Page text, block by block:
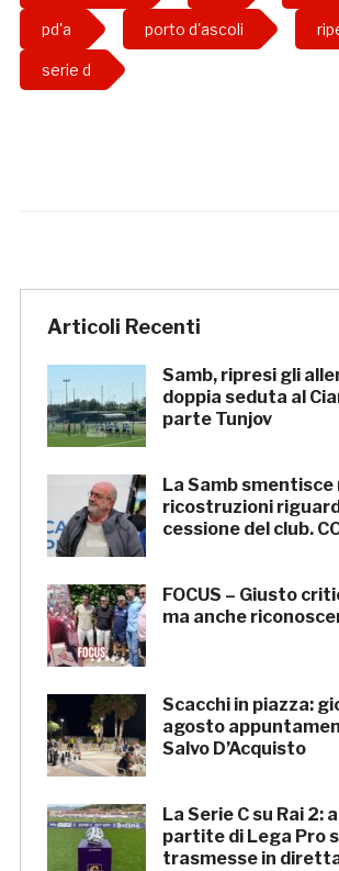
pd'a porto d'ascoli
serie d
Articoli Recenti
Samb, ripresi gli
doppia seduta al
parte Tunjov
La Samb
ricostruzioni
cessione del club.
FOCUS – Giusto
ma anche
Scacchi in piazza:
agosto
Salvo D’Acquisto
La Serie C su Rai 2:
partite di Lega Pro
trasmesse in